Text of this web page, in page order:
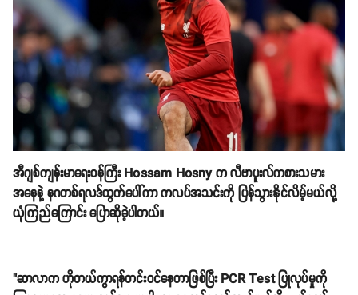
အီဂျစ်ကျန်းမာရေးဝန်ကြီး Hossam Hosny က လီဗာပူးလ်ကစားသမား
အနေနဲ့ နဂတစ်ရလဒ်ထွက်ပေါ်ကာ ကလပ်အသင်းကို ပြန်သွားနိုင်လိမ့်မယ်လို့
ယုံကြည်ကြောင်း ပြောဆိုခဲ့ပါတယ်။
"ဆာလာက ဟိုတယ်ကွာရန်တင်းဝင်နေတာဖြစ်ပြီး PCR Test ပြုလုပ်မှုကို